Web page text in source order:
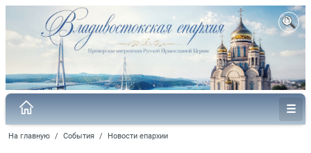
На главную / События / Новости епархии